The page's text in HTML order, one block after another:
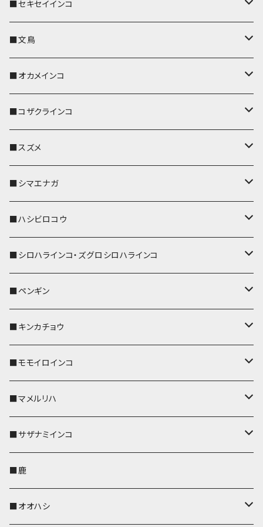
■セキセイインコ
キーカバー
キーホルダー
パスケース
リール付きストラップ
リールのみ
ストラップ付
IDカードホルダー
キーケース
名刺入れ・カードケース
コインケース
メガネケース
ポシェット・バッグ
帆布・デニム
KONBU
Apple Watchバンド
ポーチ
レザートレイ
ペンホルダー
■文鳥
キーカバー
キーホルダー
パスケース
リール付きストラップ
リールのみ
ストラップ付
キーケース
名刺入れ・カードケース
メガネケース
IDカードホルダー
ポシェット・バッグ
帆布・デニム
KONBU
ポーチ
コインケース
AppleWatchバンド
ペットボトルホルダー
■オカメインコ
キーカバー
キーホルダー
パスケース
IDカードホルダー
リール付きストラップ
リールのみ
ストラップ付
キーケース
名刺入れ・カードケース
ポシェット・バッグ
帆布・デニム
KONBU
ポーチ
コインケース
メガネケース
AppleWatchバンド
■コザクラインコ
キーカバー
キーホルダー
パスケース
リール付きストラップ
リールのみ
ストラップ付
メガネケース
コインケース
IDカードホルダー
ポーチ
ポシェット・バッグ
帆布・デニム
KONBU
キーケース
名刺入れ・カードケース
■スズメ
キーカバー
キーホルダー
パスケース
リール付きストラップ
リールのみ
ストラップ付
IDカードホルダー
メガネケース
コインケース
ポシェット・バッグ
帆布・デニム
KONBU
キーケース
名刺入れ・カードケース
■シマエナガ
キーカバー
キーホルダー
パスケース
IDカードホルダー
リール付きストラップ
リールのみ
ストラップ付
キーケース
メガネケース
コインケース
名刺入れ・カードケース
■ハシビロコウ
キーカバー
キーホルダー
リール付きストラップ
リールのみ
ストラップ付
レザートレイ
パスケース
IDカードホルダー
キーケース
メガネケース
■シロハラインコ・ズグロシロハラインコ
キーカバー
キーホルダー
リール付きストラップ
リールのみ
ストラップ付
パスケース
IDカードホルダー
キーケース
メガネケース
■ペンギン
キーカバー
キーホルダー
パスケース
リール付きストラップ
リールのみ
ストラップ付
IDカードホルダー
メガネケース
■キンカチョウ
キーカバー
AppleWatchバンド
キーホルダー・チャーム
パスケース
名刺入れ
■モモイロインコ
キーカバー
キーホルダー
リール付きストラップ
リールのみ
ペットボトルホルダー
■マメルリハ
レザートレイ
キーカバー
キーホルダー
■サザナミインコ
キーカバー
リール付きストラップ
■鹿
■オオハシ